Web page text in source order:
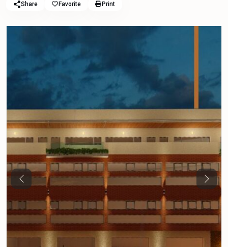
Share Favorite Print
Previous Next